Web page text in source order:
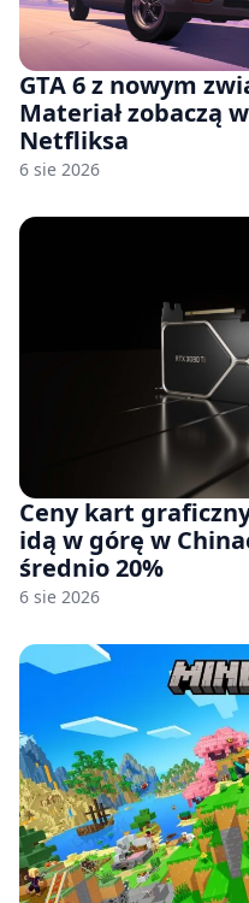
GTA 6 z nowym
Materiał zobaczą
Netfliksa
6 sie 2026
Ceny kart
idą w górę w
średnio 20%
6 sie 2026